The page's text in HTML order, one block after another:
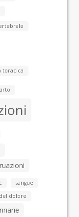
toracica
sangue
dolore